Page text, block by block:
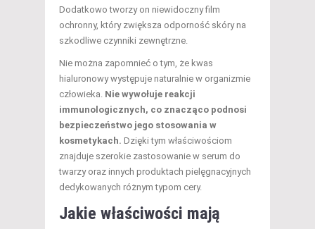
Dodatkowo tworzy on niewidoczny film
ochronny, który zwiększa odporność skóry na
szkodliwe czynniki zewnętrzne.
Nie można zapomnieć o tym, że kwas
hialuronowy występuje naturalnie w organizmie
człowieka. Nie wywołuje reakcji
immunologicznych, co znacząco podnosi
bezpieczeństwo jego stosowania w
kosmetykach. Dzięki tym właściwościom
znajduje szerokie zastosowanie w serum do
twarzy oraz innych produktach pielęgnacyjnych
dedykowanych różnym typom cery.
Jakie właściwości mają